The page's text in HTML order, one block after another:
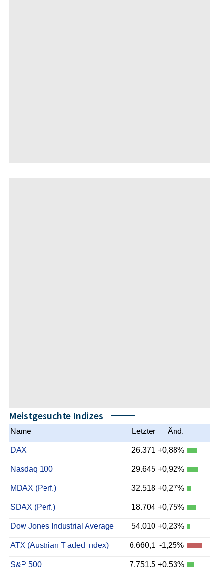
Meistgesuchte Indizes
Name Letzter Änd.
DAX 26.371 +0,88%
Nasdaq 100 29.645 +0,92%
MDAX (Perf.) 32.518 +0,27%
SDAX (Perf.) 18.704 +0,75%
Dow Jones Industrial Average 54.010 +0,23%
ATX (Austrian Traded Index) 6.660,1 -1,25%
S&P 500 7.751,5 +0,53%